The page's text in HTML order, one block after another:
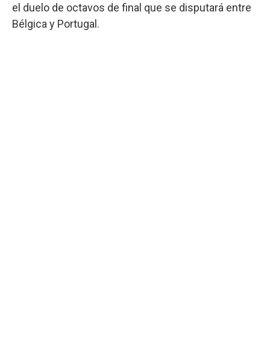
el duelo de octavos de final que se disputará entre
Bélgica y Portugal.